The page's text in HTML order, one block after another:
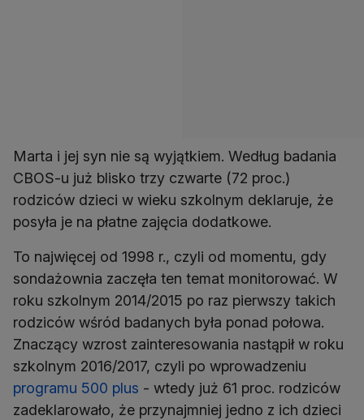
Marta i jej syn nie są wyjątkiem. Według badania
CBOS-u już blisko trzy czwarte (72 proc.)
rodziców dzieci w wieku szkolnym deklaruje, że
To najwięcej od 1998 r., czyli od momentu, gdy
sondażownia zaczęła ten temat monitorować. W
roku szkolnym 2014/2015 po raz pierwszy takich
rodziców wśród badanych była ponad połowa.
Znaczący wzrost zainteresowania nastąpił w roku
szkolnym 2016/2017, czyli po wprowadzeniu
programu 500 plus - wtedy już 61 proc. rodziców
zadeklarowało, że przynajmniej jedno z ich dzieci